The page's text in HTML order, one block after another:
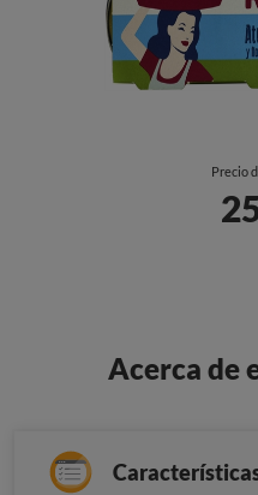
Precio
Acerca de